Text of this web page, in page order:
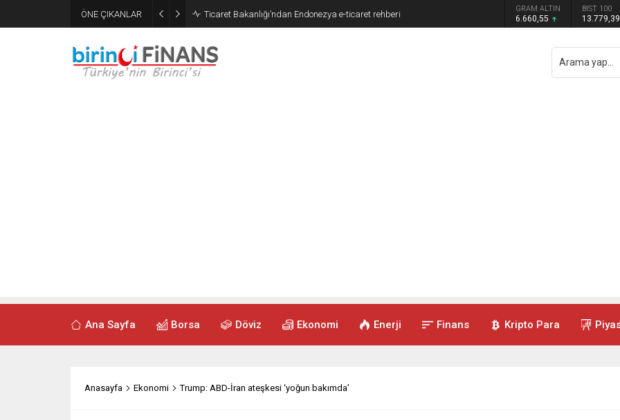
ÖNE ÇIKANLAR Ticaret Bakanlığı’ndan Endonezya e-ticaret rehberi47,7111
GRAM ALTIN
6.660,55
BIST 100
Ana Sayfa Borsa Döviz Ekonomi Enerji Finans Kripto Para
Anasayfa Ekonomi Trump: ABD-İran ateşkesi ‘yoğun bakımda’